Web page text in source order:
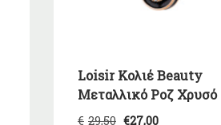
Loisir Κολιέ Beauty
Μεταλλικό Ροζ Χρυσό
€ 29,50 Original
€27,00Η